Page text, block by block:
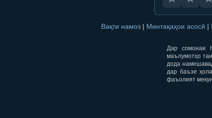
Вақти намоз | Минтақаҳои асосӣ |
Дар сомонаи
маълумотҳо
дода
дар баъзе
фаъолият